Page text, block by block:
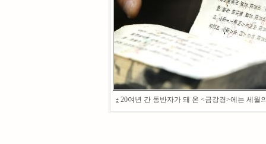
20여년 간 동반자가 돼 온 <금강경>에는 세월